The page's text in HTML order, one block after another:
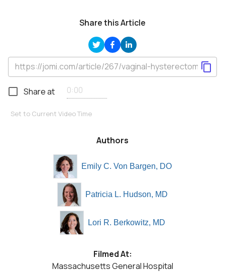
Share this Article
Share at
Set to Current Video Time
Authors
Emily C. Von Bargen, DO
Patricia L. Hudson, MD
Lori R. Berkowitz, MD
Filmed At:
Massachusetts General Hospital